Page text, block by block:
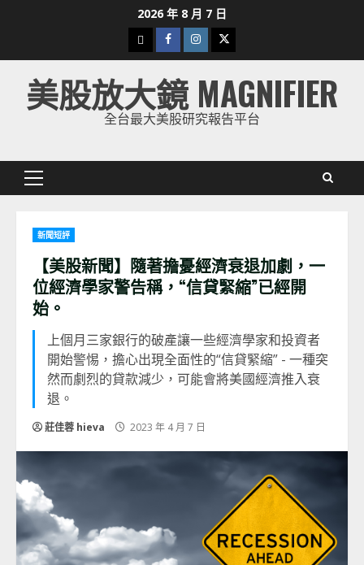
2026 年 8 月 7 日
下
載
美
股
Facebook
Instagram
Twitter
美股放大鏡 MAGNIFIER
全台最大美股研究報告平台
Primary
新聞短評
【美股新聞】隨著擔憂經濟衰退加劇，一
位經濟學家警告稱，“信貸緊縮”已經開
始。
上個月三家銀行的破產讓一些經濟學家和投資者
開始警惕，擔心出現全面性的“信貸緊縮” - 一種突
然而劇烈的貸款減少，可能會將美國經濟推入衰
退。
莊佳蓉 hieva 2023 年 4 月 7 日